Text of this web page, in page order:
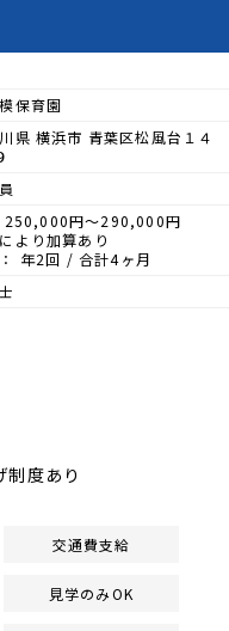
保育園
県 横浜市 青葉区松風台１４
250,000円～290,000円
より加算あり
年2回 / 合計4ヶ月
度あり
交通費支給
見学のみOK